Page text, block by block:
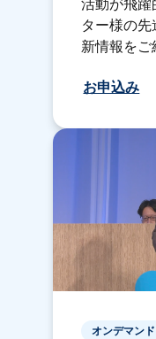
活動が飛
ター様の
新情報をご
お申込み
オンデマンド